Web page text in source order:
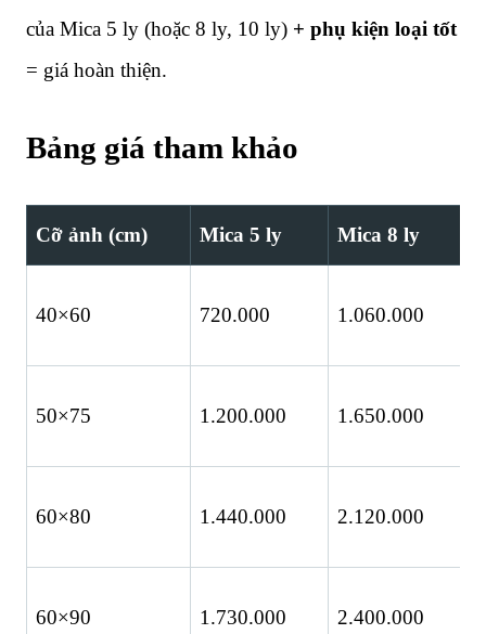
của Mica 5 ly (hoặc 8 ly, 10 ly) + phụ kiện loại tốt
= giá hoàn thiện.
Bảng giá tham khảo
Cỡ ảnh (cm) Mica 5 ly Mica 8 ly
40×60 720.000 1.060.000
50×75 1.200.000 1.650.000
60×80 1.440.000 2.120.000
60×90 1.730.000 2.400.000